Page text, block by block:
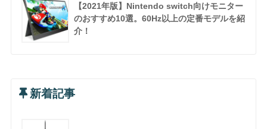
【2021年版】Nintendo switch向けモニター
のおすすめ10選。60Hz以上の定番モデルを紹
介！
新着記事